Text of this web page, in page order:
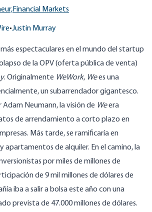
Financial Markets
•Justin Murray
espectaculares en el mundo del startup
de laOPV (oferta pública de venta)
. Originalmente WeWork, Wees una
un subarrendador gigantesco.
Adam Neumann, la visión de Weera
de arrendamiento a corto plazo en
Más tarde, se ramificaría en
apartamentos de alquiler. En el camino, la
por miles de millones de
de 9 mil millones de dólares de
iba a salir a bolsa este año con una
prevista de 47.000 millones de dólares.